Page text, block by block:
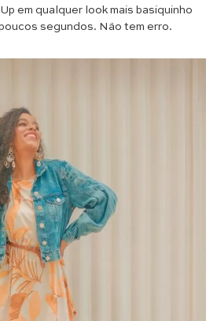
em qualquer look mais basiquinho
segundos. Não tem erro.